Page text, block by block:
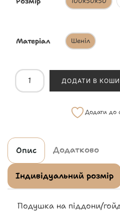
Матеріал Шеніл
ДОДАТИ В
Додати до
Опис Додатково
Індивідуальний розмір
Подушка на піддони/